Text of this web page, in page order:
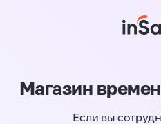
Магазин
Если вы